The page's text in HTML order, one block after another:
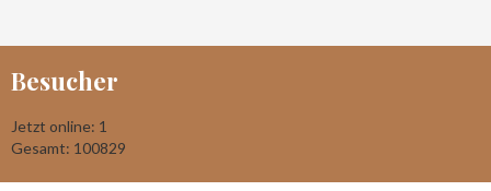
Besucher
Jetzt online: 1
Gesamt: 100829